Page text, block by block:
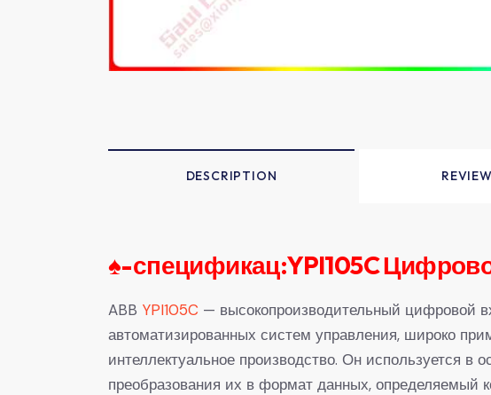
DESCRIPTION
♠-спецификац:YPI105C
ABB YPI105C — высокопроизводительный цифровой
автоматизированных систем управления, широко
интеллектуальное производство. Он используется
преобразования их в формат данных, определяемый